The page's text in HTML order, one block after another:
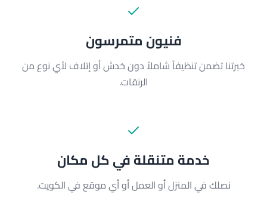
فنيون متمرسون
خبرتنا تضمن تنظيفاً شاملاً دون خدش أو إتلاف لأي نوع من
الرنقات.
خدمة متنقلة في كل مكان
نصلك في المنزل أو العمل أو أي موقع في الكويت.